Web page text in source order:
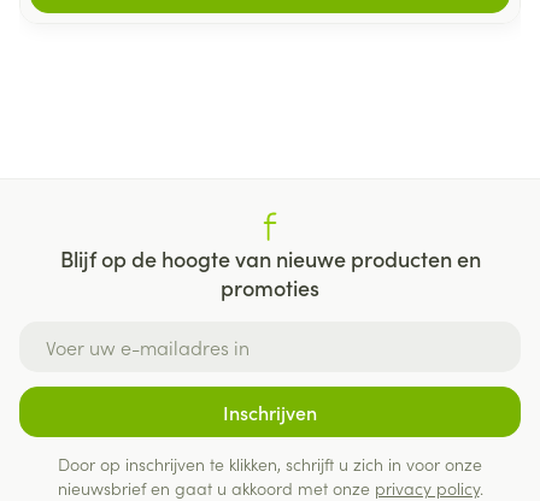
Blijf op de hoogte van nieuwe producten en
promoties
Inschrijven
Door op inschrijven te klikken, schrijft u zich in voor onze
nieuwsbrief en gaat u akkoord met onze privacy policy.